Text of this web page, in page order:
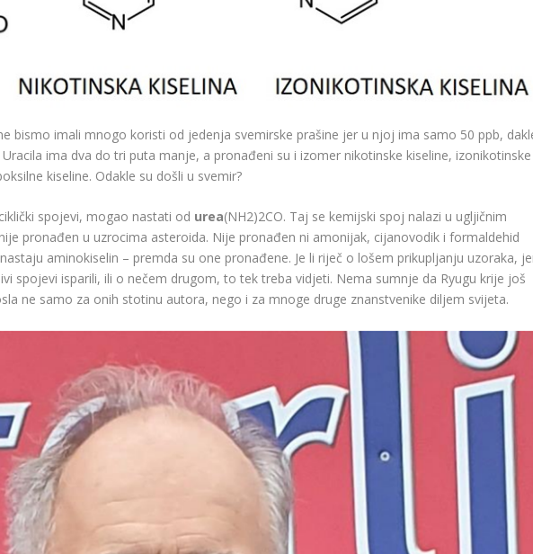
bismo imali mnogo koristi od jedenja svemirske prašine jer u njoj ima samo 50 ppb,
Uracila ima dva do tri puta manje, a pronađeni su i izomer nikotinske kiseline, izonikotinske
kiseline. Odakle su došli u svemir?
spojevi, mogao nastati od urea(NH2)2CO. Taj se kemijski spoj nalazi u ugljičnim
pronađen u uzrocima asteroida. Nije pronađen ni amonijak, cijanovodik i formaldehid
aminokiselin – premda su one pronađene. Je li riječ o lošem prikupljanju uzoraka,
spojevi isparili, ili o nečem drugom, to tek treba vidjeti. Nema sumnje da Ryugu krije još
ne samo za onih stotinu autora, nego i za mnoge druge znanstvenike diljem svijeta.